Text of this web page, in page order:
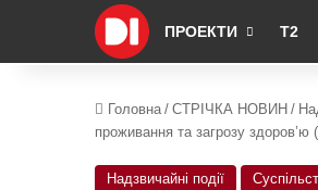
ПРОЕКТИ Т2
Головна / СТРІЧКА НОВИН /
проживання та загрозу здоров’ю
Надзвичайні події